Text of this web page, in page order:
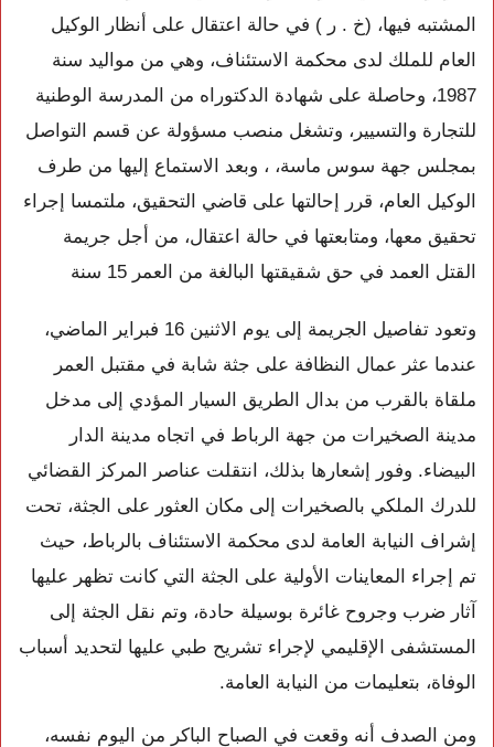
المشتبه فيها، (خ . ر ) في حالة اعتقال على أنظار الوكيل
العام للملك لدى محكمة الاستئناف، وهي من مواليد سنة
1987، وحاصلة على شهادة الدكتوراه من المدرسة الوطنية
للتجارة والتسيير، وتشغل منصب مسؤولة عن قسم التواصل
بمجلس جهة سوس ماسة، ، وبعد الاستماع إليها من طرف
الوكيل العام، قرر إحالتها على قاضي التحقيق، ملتمسا إجراء
تحقيق معها، ومتابعتها في حالة اعتقال، من أجل جريمة
القتل العمد في حق شقيقتها البالغة من العمر 15 سنة
وتعود تفاصيل الجريمة إلى يوم الاثنين 16 فبراير الماضي،
عندما عثر عمال النظافة على جثة شابة في مقتبل العمر
ملقاة بالقرب من بدال الطريق السيار المؤدي إلى مدخل
مدينة الصخيرات من جهة الرباط في اتجاه مدينة الدار
البيضاء. وفور إشعارها بذلك، انتقلت عناصر المركز القضائي
للدرك الملكي بالصخيرات إلى مكان العثور على الجثة، تحت
إشراف النيابة العامة لدى محكمة الاستئناف بالرباط، حيث
تم إجراء المعاينات الأولية على الجثة التي كانت تظهر عليها
آثار ضرب وجروح غائرة بوسيلة حادة، وتم نقل الجثة إلى
المستشفى الإقليمي لإجراء تشريح طبي عليها لتحديد أسباب
الوفاة، بتعليمات من النيابة العامة.
ومن الصدف أنه وقعت في الصباح الباكر من اليوم نفسه،